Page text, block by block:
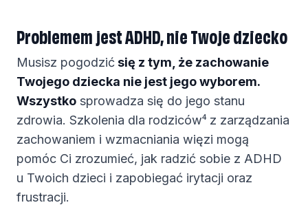
Problemem jest ADHD, nie Twoje dziecko
Musisz pogodzićsię z tym, że zachowanie
Twojego dziecka nie jest jego wyborem.
Wszystko sprowadza się do jego stanu
zdrowia. Szkolenia dla rodziców⁴ z zarządzania
zachowaniem i wzmacniania więzi mogą
pomóc Ci zrozumieć, jak radzić sobie z ADHD
u Twoich dzieci i zapobiegać irytacji oraz
frustracji.